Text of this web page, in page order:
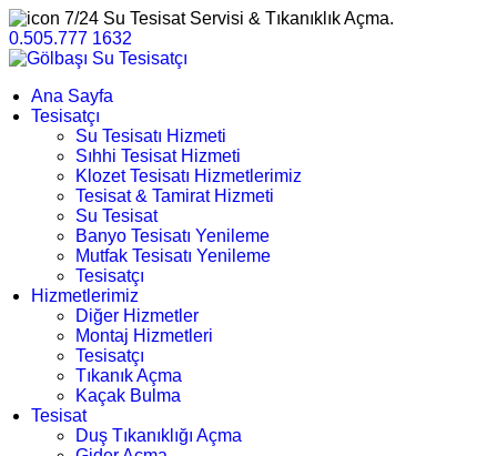
7/24 Su Tesisat Servisi & Tıkanıklık Açma.
0.505.777 1632
Ana Sayfa
Tesisatçı
Su Tesisatı Hizmeti
Sıhhi Tesisat Hizmeti
Klozet Tesisatı Hizmetlerimiz
Tesisat & Tamirat Hizmeti
Su Tesisat
Banyo Tesisatı Yenileme
Mutfak Tesisatı Yenileme
Tesisatçı
Hizmetlerimiz
Diğer Hizmetler
Montaj Hizmetleri
Tesisatçı
Tıkanık Açma
Kaçak Bulma
Tesisat
Duş Tıkanıklığı Açma